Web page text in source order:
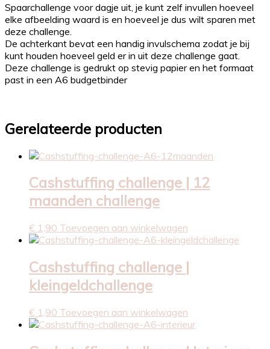
Spaarchallenge voor dagje uit, je kunt zelf invullen hoeveel
elke afbeelding waard is en hoeveel je dus wilt sparen met
deze challenge.
De achterkant bevat een handig invulschema zodat je bij
kunt houden hoeveel geld er in uit deze challenge gaat.
Deze challenge is gedrukt op stevig papier en het formaat
past in een A6 budgetbinder
Gerelateerde producten
Cashstuffing challenge | 12
maanden challenge
€ 1,90 Toevoegen aan winkelwagen
Cashstuffing challenge |
kleingeldchallenge
€ 1,90 Toevoegen aan winkelwagen